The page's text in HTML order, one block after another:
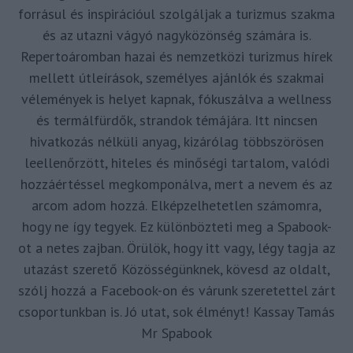
forrásul és inspirációul szolgáljak a turizmus szakma
és az utazni vágyó nagyközönség számára is.
Repertoáromban hazai és nemzetközi turizmus hírek
mellett útleírások, személyes ajánlók és szakmai
vélemények is helyet kapnak, fókuszálva a wellness
és termálfürdők, strandok témájára. Itt nincsen
hivatkozás nélküli anyag, kizárólag többszörösen
leellenőrzött, hiteles és minőségi tartalom, valódi
hozzáértéssel megkomponálva, mert a nevem és az
arcom adom hozzá. Elképzelhetetlen számomra,
hogy ne így tegyek. Ez különbözteti meg a Spabook-
ot a netes zajban. Örülök, hogy itt vagy, légy tagja az
utazást szerető Közösségünknek, kövesd az oldalt,
szólj hozzá a Facebook-on és várunk szeretettel zárt
csoportunkban is. Jó utat, sok élményt! Kassay Tamás
Mr Spabook